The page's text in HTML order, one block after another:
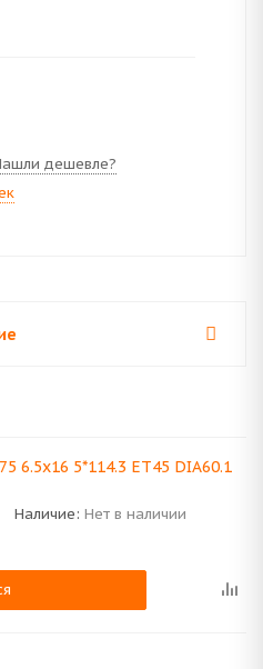
дешевле?
6.5x16 5*114.3 ET45 DIA60.1
Наличие: Нет в наличии